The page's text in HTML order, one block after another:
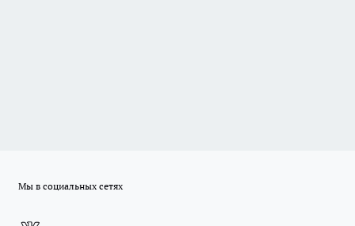
Мы в социальных сетях